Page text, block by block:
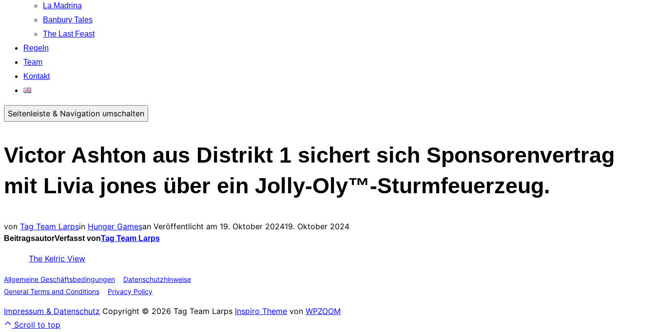
La Madrina
Banbury Tales
The Last Feast
Regeln
Team
Kontakt
Seitenleiste & Navigation umschalten
Victor Ashton aus Distrikt 1 sichert sich Sponsorenvertrag
mit Livia jones über ein Jolly-Oly™-Sturmfeuerzeug.
von Tag Team Larpsin Hunger Gamesan Veröffentlicht am 19. Oktober 202419. Oktober 2024
BeitragsautorVerfasst vonTag Team Larps
The Kelric View
Allgemeine Geschäftsbedingungen
Datenschutzhinweise
General Terms and Conditions
Privacy Policy
Impressum & Datenschutz Copyright © 2026 Tag Team Larps Inspiro Theme von WPZOOM
Scroll to top